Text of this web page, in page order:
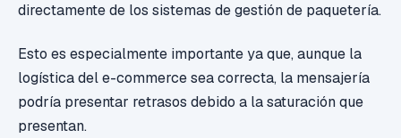
directamente de los sistemas de gestión de paquetería.
Esto es especialmente importante ya que, aunque la
logística del e-commerce sea correcta, la mensajería
podría presentar retrasos debido a la saturación que
presentan.